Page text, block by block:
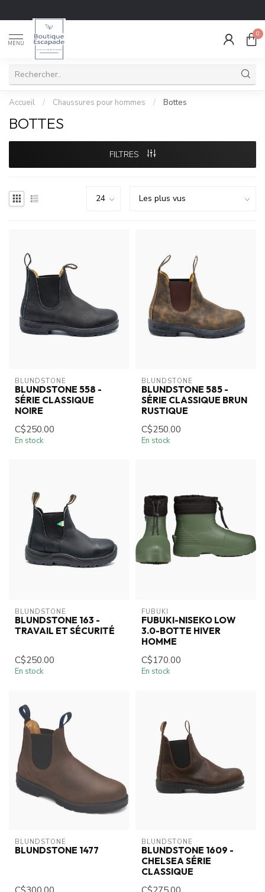
MENU
0
Accueil / Chaussures pour hommes / Bottes
BOTTES
FILTRES
BLUNDSTONE
BLUNDSTONE 558 -
SÉRIE CLASSIQUE
NOIRE
C$250.00
En stock
BLUNDSTONE
BLUNDSTONE 585 -
SÉRIE CLASSIQUE BRUN
RUSTIQUE
C$250.00
En stock
BLUNDSTONE
BLUNDSTONE 163 -
TRAVAIL ET SÉCURITÉ
C$250.00
En stock
FUBUKI
FUBUKI-NISEKO LOW
3.0-BOTTE HIVER
HOMME
C$170.00
En stock
BLUNDSTONE
BLUNDSTONE 1477
BLUNDSTONE
BLUNDSTONE 1609 -
CHELSEA SÉRIE
CLASSIQUE